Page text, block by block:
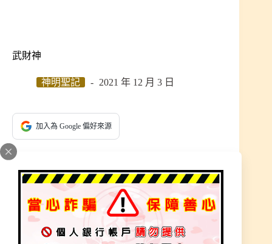
武財神
神明聖記 2021 年 12 月 3 日
加入為 Google 偏好來源
三清宮 武財神 於民國一零八年二月四日(農曆一零
七年正月30)舉行安座 開光儀式。
職務掌職輪替，護佑信眾財運亨通，當時雕刻時武
財神師尊指示要雕刻五色金虎爺(金木水火土)，令
牌也是指示特製， 創造獨特風格，來本宮時誠心